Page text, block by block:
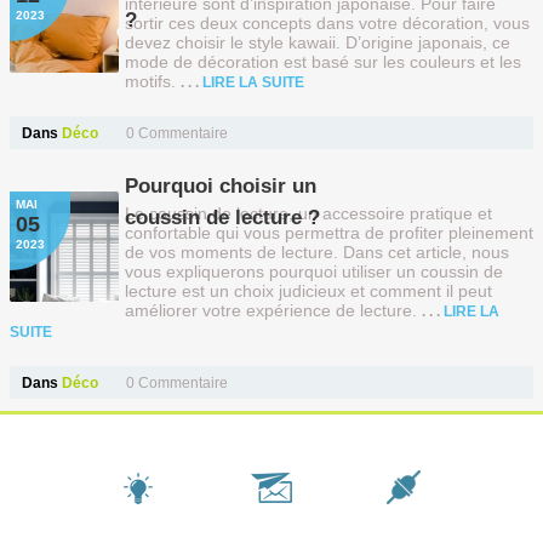
2023
?
sortir ces deux concepts dans votre décoration, vous
devez choisir le style kawaii. D’origine japonais, ce
mode de décoration est basé sur les couleurs et les
motifs.
LIRE LA SUITE
Dans Déco 0 Commentaire
MAI
05
2023
Pourquoi choisir un
coussin de lecture ?
Le coussin de lecture, un accessoire pratique et
confortable qui vous permettra de profiter pleinement
de vos moments de lecture. Dans cet article, nous
vous expliquerons pourquoi utiliser un coussin de
lecture est un choix judicieux et comment il peut
améliorer votre expérience de lecture.
LIRE LA
SUITE
Dans Déco 0 Commentaire